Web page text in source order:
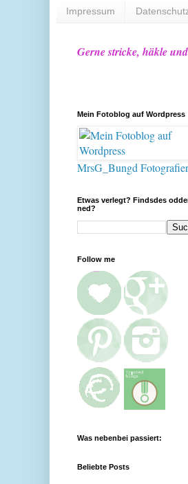
Impressum
Gerne stricke, häkle
Mein Fotoblog auf Wordpress
MrsG_Bungd
Etwas verlegt? Findsdes
ned?
Follow me
Was nebenbei passiert:
Beliebte Posts